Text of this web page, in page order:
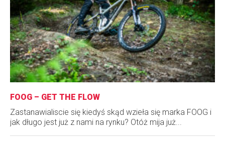
FOOG – GET THE FLOW
Zastanawialiscie się kiedyś skąd wzieła się marka FOOG i
jak długo jest już z nami na rynku? Otóż mija już...